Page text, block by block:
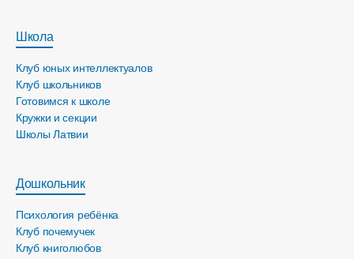
Школа
Клуб юных интеллектуалов
Клуб школьников
Готовимся к школе
Кружки и секции
Школы Латвии
Дошкольник
Психология ребёнка
Клуб почемучек
Клуб книголюбов